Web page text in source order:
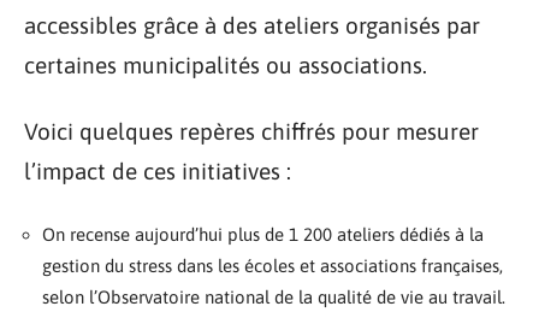
accessibles grâce à des ateliers organisés par
certaines municipalités ou associations.
Voici quelques repères chiffrés pour mesurer
l’impact de ces initiatives :
On recense aujourd’hui plus de 1 200 ateliers dédiés à la
gestion du stress dans les écoles et associations françaises,
selon l’Observatoire national de la qualité de vie au travail.